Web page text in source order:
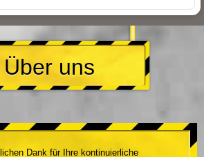
Über uns
Dank für Ihre kontinuierliche